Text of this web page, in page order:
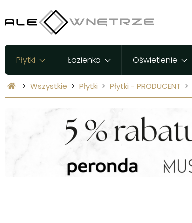
Płytki Łazienka Oświetlenie
Wszystkie Płytki Płytki - PRODUCENT